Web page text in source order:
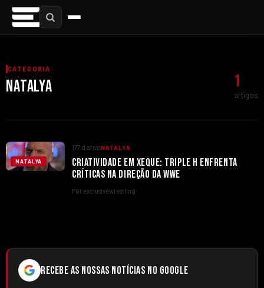
CATEGORIA
NATALYA 1
artigos
NATALYA
177 d atrásNATALYA
CRIATIVIDADE EM XEQUE: TRIPLE H ENFRENTA
CRÍTICAS NA DIREÇÃO DA WWE
Por exclusivewrestling
RECEBE AS NOSSAS NOTÍCIAS NO GOOGLE